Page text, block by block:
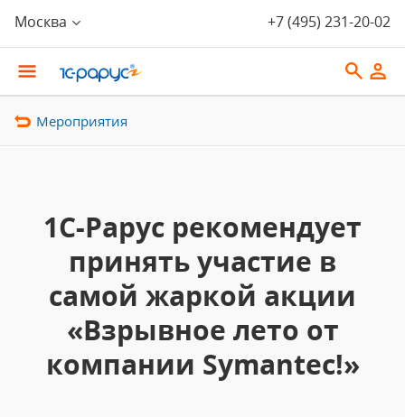
Москва +7 (495) 231-20-02
Мероприятия
1С-Рарус рекомендует
принять участие в
самой жаркой акции
«Взрывное лето от
компании Symantec!»